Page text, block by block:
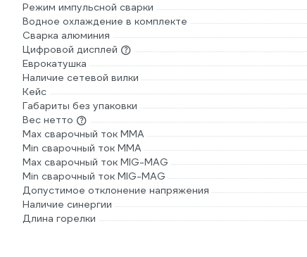
Режим импульсной сварки
Водное охлаждение в комплекте
Сварка алюминия
Цифровой дисплей
Еврокатушка
Наличие сетевой вилки
Кейс
Габариты без упаковки
Вес нетто
Max сварочный ток ММА
Min сварочный ток ММА
Max сварочный ток MIG-MAG
Min сварочный ток MIG-MAG
Допустимое отклонение напряжения
Наличие синергии
Длина горелки